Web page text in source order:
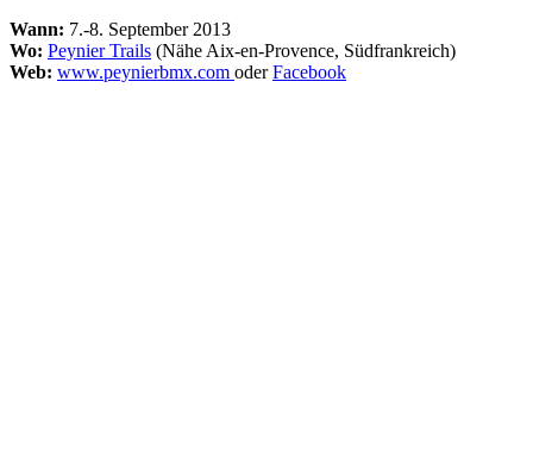
Wann: 7.-8. September 2013
Wo: Peynier Trails (Nähe Aix-en-Provence, Südfrankreich)
Web: www.peynierbmx.com oderFacebook